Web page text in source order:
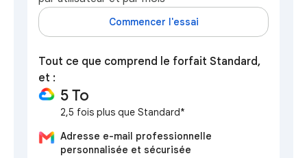
Commencer l'essai
Tout ce que comprend le forfait Standard,
et :
5 To
2,5 fois plus que Standard*
Adresse e-mail professionnelle
personnalisée et sécurisée